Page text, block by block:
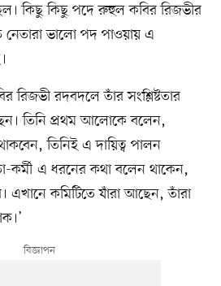
কিছু কিছু পদে রুহুল কবির রিজভীর
নেতারা ভালো পদ পাওয়ায় এ
রদবদলে তাঁর সংশ্লিষ্টতার
তিনি প্রথম আলোকে বলেন,
তিনিই এ দায়িত্ব পালন
কর্মী এ ধরনের কথা বলেন থাকেন,
এখানে কমিটিতে যাঁরা আছেন, তাঁরা